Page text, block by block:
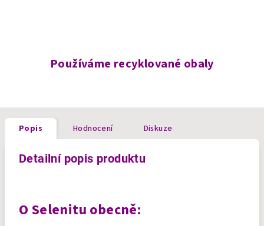
Používáme recyklované obaly
Popis Hodnocení Diskuze
Detailní popis produktu
O Selenitu obecně: